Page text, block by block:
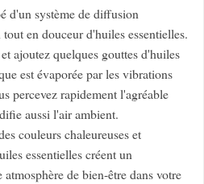
d'un système de diffusion
en douceur d'huiles essentielles.
ajoutez quelques gouttes d'huiles
est évaporée par les vibrations
percevez rapidement l'agréable
aussi l'air ambient.
couleurs chaleureuses et
essentielles créent un
de bien-être dans votre